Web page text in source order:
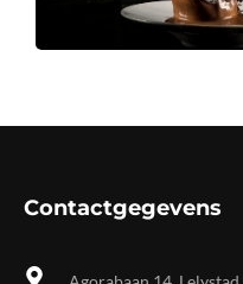
Contactgegevens